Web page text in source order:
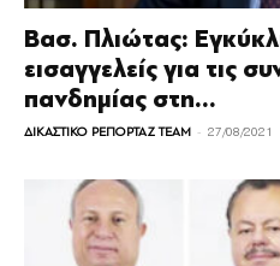
Βασ. Πλιώτας:
εισαγγελείς για τις
πανδημίας στη...
ΔΙΚΑΣΤΙΚΟ ΡΕΠΟΡΤΑΖ TEAM - 27/08/2021